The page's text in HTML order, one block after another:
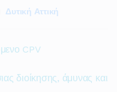
Δυτική Αττική
CPV
διοίκησης, άμυνας και